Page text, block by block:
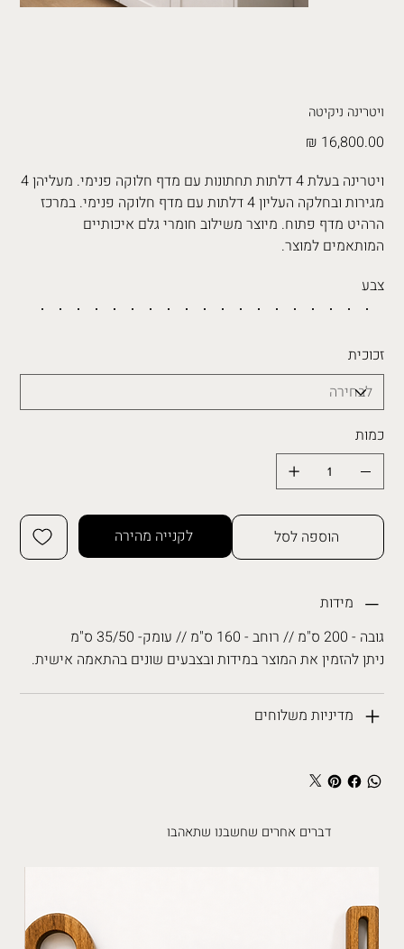
ויטרינה ניקיטה
מחיר
ויטרינה בעלת 4 דלתות תחתונות עם מדף חלוקה פנימי. מעליהן 4
מגירות ובחלקה העליון 4 דלתות עם מדף חלוקה פנימי. במרכז
הרהיט מדף פתוח. מיוצר משילוב חומרי גלם איכותיים
המותאמים למוצר.
צבע
זכוכית
כמות
הוספה לסל לקנייה מהירה
מידות
גובה - 200 ס"מ // רוחב - 160 ס"מ // עומק- 35/50 ס"מ
ניתן להזמין את המוצר במידות ובצבעים שונים בהתאמה אישית.
מדיניות משלוחים
דברים אחרים שחשבנו שתאהבו